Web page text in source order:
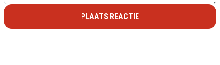
PLAATS REACTIE